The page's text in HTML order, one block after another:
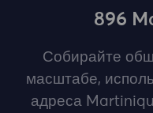
896
Собирайте
масштабе,
адреса